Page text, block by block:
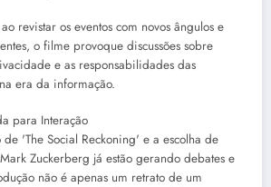
revistar os eventos com novos ângulos e
o filme provoque discussões sobre
e as responsabilidades das
era da informação.
para Interação
'The Social Reckoning' e a escolha de
Zuckerberg já estão gerando debates e
não é apenas um retrato de um